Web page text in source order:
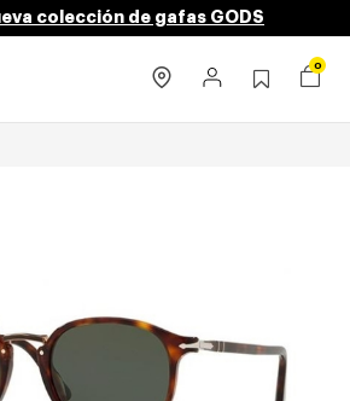
colección de gafas GODS
0